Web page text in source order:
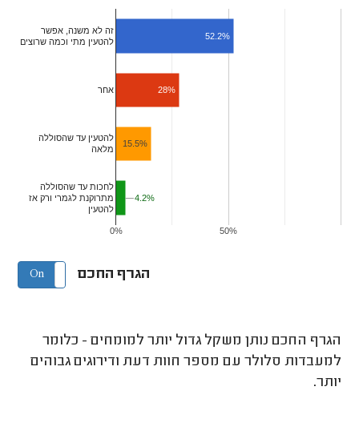
0% 50%
זה לא משנה, אפשר
להטעין מתי וכמה שרוצים
אחר
להטעין עד שהסוללה
מלאה
לחכות עד שהסוללה
מתרוקנת לגמרי ורק אז
להטעין
52.2%
28%
15.5%
4.2%
4.2%
הגרף החכם On Off
הגרף החכם נותן משקל גדול יותר למומחים - כלומר
למעבדות סלולר עם מספר חוות דעת ודירוגים גבוהים
יותר.